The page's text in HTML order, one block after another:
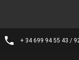
+ 34 699 94 55 43 /